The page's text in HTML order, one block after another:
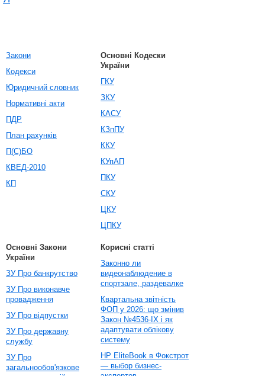
Закони
Кодекси
Юридичний словник
Нормативні акти
ПДР
План рахунків
П(С)БО
КВЕД-2010
КП
Основні Кодески
України
ГКУ
ЗКУ
КАСУ
КЗпПУ
ККУ
КУпАП
ПКУ
СКУ
ЦКУ
ЦПКУ
Основні Закони
України
ЗУ Про банкрутство
ЗУ Про виконавче
провадження
ЗУ Про відпустки
ЗУ Про державну
службу
ЗУ Про
загальнообов'язкове
Корисні статті
Законно ли
видеонаблюдение в
спортзале, раздевалке
Квартальна звітність
ФОП у 2026: що змінив
Закон №4536-IX і як
адаптувати облікову
систему
HP EliteBook в Фокстрот
— выбор бизнес-